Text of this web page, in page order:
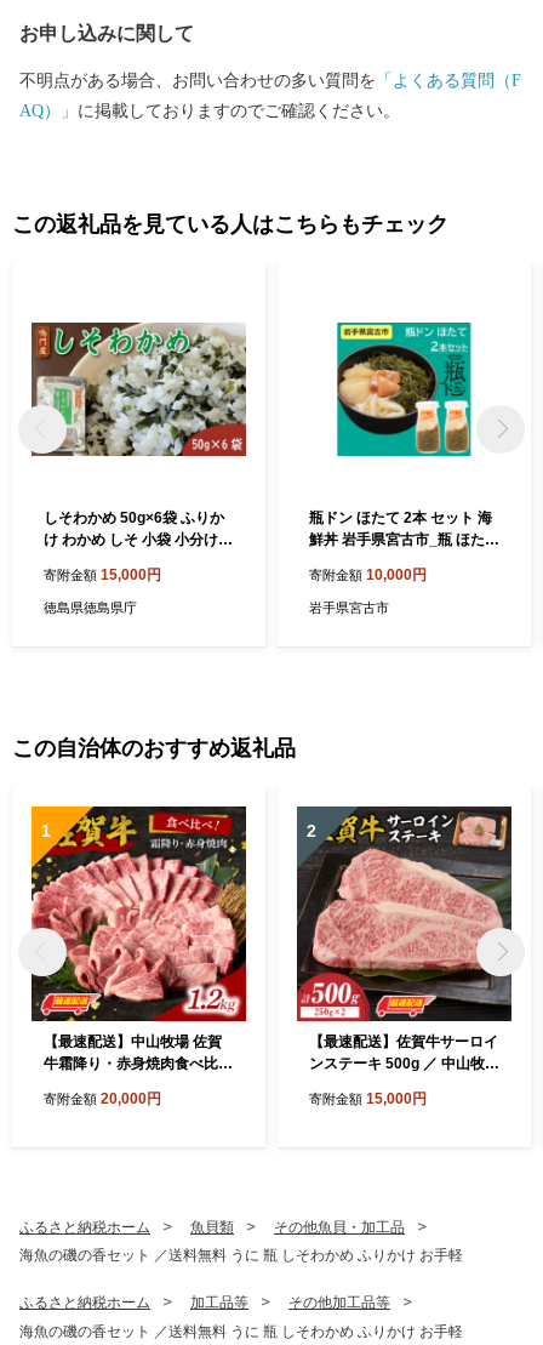
お申し込みに関して
不明点がある場合、お問い合わせの多い質問を 「よくある質問（F
AQ）」 に掲載しておりますのでご確認ください。
この返礼品を見ている人はこちらもチェック
しそわかめ 50g×6袋 ふりか
け わかめ しそ 小袋 小分け
おにぎり 弁当 玉子焼き 大根
おろし 栄養 高級 食品 年 日
寄附金額 15,000円
徳島県徳島県庁
瓶ドン ほたて 2本 セット 海
鮮丼 岩手県宮古市_瓶 ほたて
料無料 冷凍【1582385】
寄附金額 10,000円
岩手県宮古市
この自治体のおすすめ返礼品
1
【最速配送】中山牧場 佐賀
牛霜降り・赤身焼肉食べ比べ
牛肉 肉 お肉 佐賀牛 赤身 霜
寄附金額 20,000円
2
【最速配送】佐賀牛サーロイ
ンステーキ 500g ／ 中山牧場
ロイン ロース ステーキ 厚切
寄附金額 15,000円
ふるさと納税ホーム 魚貝類
その他魚貝・加工品
海魚の磯の香セット ／送料無料 うに 瓶 しそわかめ ふりかけ お手軽
ふるさと納税ホーム 加工品等
その他加工品等
海魚の磯の香セット ／送料無料 うに 瓶 しそわかめ ふりかけ お手軽